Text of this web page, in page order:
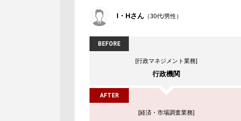
I・Hさん （30代/男性）
BEFORE
[行政マネジメント業務]
行政機関
AFTER
[経済・市場調査業務]